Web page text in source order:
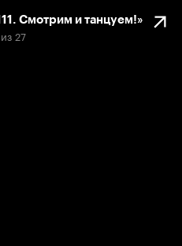
Смотрим и танцуем!»
из 27